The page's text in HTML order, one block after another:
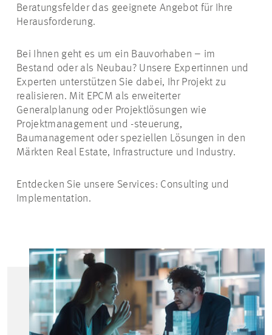
Beratungsfelder das geeignete Angebot für Ihre
Herausforderung.
Bei Ihnen geht es um ein Bauvorhaben – im
Bestand oder als Neubau? Unsere Expertinnen und
Experten unterstützen Sie dabei, Ihr Projekt zu
realisieren. Mit EPCM als erweiterter
Generalplanung oder Projektlösungen wie
Projektmanagement und -steuerung,
Baumanagement oder speziellen Lösungen in den
Märkten Real Estate, Infrastructure und Industry.
Entdecken Sie unsere Services: Consulting und
Implementation.